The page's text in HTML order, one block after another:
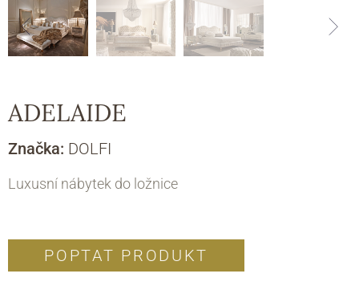
ADELAIDE
Značka: DOLFI
Luxusní nábytek do ložnice
POPTAT PRODUKT